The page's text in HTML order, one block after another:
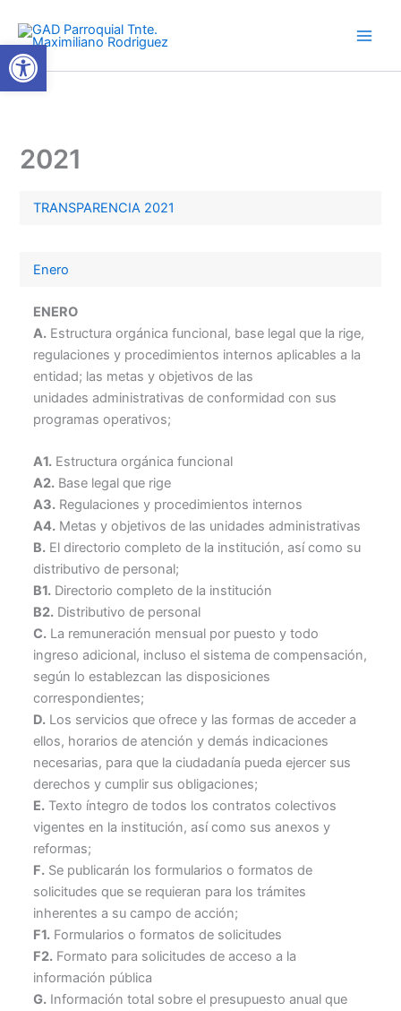
contenido
2021
TRANSPARENCIA 2021
Enero
ENERO
A. Estructura orgánica funcional, base legal que la rige,
regulaciones y procedimientos internos aplicables a la
entidad; las metas y objetivos de las
unidades administrativas de conformidad con sus
programas operativos;
A1. Estructura orgánica funcional
A2. Base legal que rige
A3. Regulaciones y procedimientos internos
A4. Metas y objetivos de las unidades administrativas
B. El directorio completo de la institución, así como su
distributivo de personal;
B1. Directorio completo de la institución
B2. Distributivo de personal
C. La remuneración mensual por puesto y todo
ingreso adicional, incluso el sistema de compensación,
según lo establezcan las disposiciones
correspondientes;
D. Los servicios que ofrece y las formas de acceder a
ellos, horarios de atención y demás indicaciones
necesarias, para que la ciudadanía pueda ejercer sus
derechos y cumplir sus obligaciones;
E. Texto íntegro de todos los contratos colectivos
vigentes en la institución, así como sus anexos y
reformas;
F. Se publicarán los formularios o formatos de
solicitudes que se requieran para los trámites
inherentes a su campo de acción;
F1. Formularios o formatos de solicitudes
F2. Formato para solicitudes de acceso a la
información pública
G. Información total sobre el presupuesto anual que
Abrir barra de herramientas